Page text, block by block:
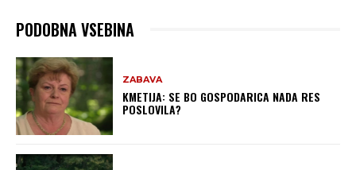
PODOBNA VSEBINA
ZABAVA
KMETIJA: SE BO GOSPODARICA NADA RES
POSLOVILA?